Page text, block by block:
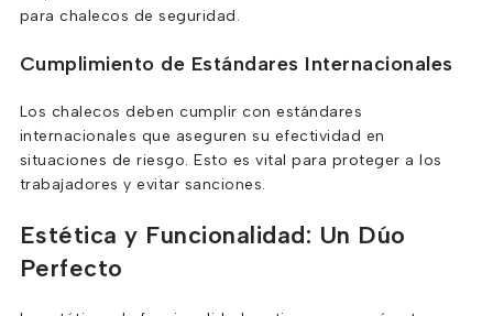
para chalecos de seguridad.
Cumplimiento de Estándares Internacionales
Los chalecos deben cumplir con estándares
internacionales que aseguren su efectividad en
situaciones de riesgo. Esto es vital para proteger a los
trabajadores y evitar sanciones.
Estética y Funcionalidad: Un Dúo
Perfecto